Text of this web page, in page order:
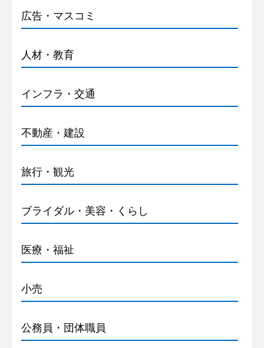
広告・マスコミ
人材・教育
インフラ・交通
不動産・建設
旅行・観光
ブライダル・美容・くらし
医療・福祉
小売
公務員・団体職員